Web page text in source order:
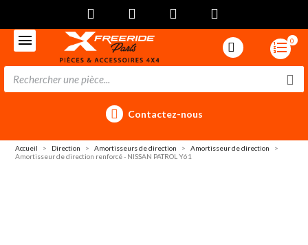
0
Contactez-nous
Accueil Direction Amortisseurs de direction
Amortisseur de direction
Amortisseur de direction renforcé - NISSAN PATROL Y61